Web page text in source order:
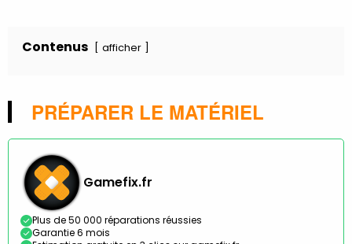
Contenus afficher
PRÉPARER LE MATÉRIEL
Gamefix.fr
Plus de 50 000 réparations réussies
Garantie 6 mois